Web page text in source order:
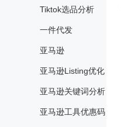
Tiktok选品分析
一件代发
亚马逊
亚马逊Listing优化
亚马逊关键词分析
亚马逊工具优惠码